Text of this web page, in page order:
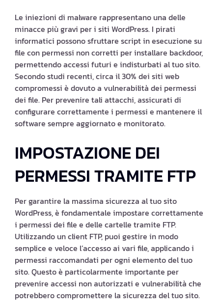
Le iniezioni di malware rappresentano una delle
minacce più gravi per i siti WordPress. I pirati
informatici possono sfruttare script in esecuzione su
file con permessi non corretti per installare backdoor,
permettendo accessi futuri e indisturbati al tuo sito.
Secondo studi recenti, circa il 30% dei siti web
compromessi è dovuto a vulnerabilità dei permessi
dei file. Per prevenire tali attacchi, assicurati di
configurare correttamente i permessi e mantenere il
software sempre aggiornato e monitorato.
IMPOSTAZIONE DEI
PERMESSI TRAMITE FTP
Per garantire la massima sicurezza al tuo sito
WordPress, è fondamentale impostare correttamente
i permessi dei file e delle cartelle tramite FTP.
Utilizzando un client FTP, puoi gestire in modo
semplice e veloce l’accesso ai vari file, applicando i
permessi raccomandati per ogni elemento del tuo
sito. Questo è particolarmente importante per
prevenire accessi non autorizzati e vulnerabilità che
potrebbero compromettere la sicurezza del tuo sito.